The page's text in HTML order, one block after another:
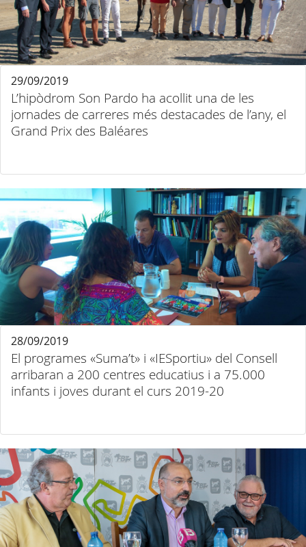
L’hipòdrom Son Pardo ha acollit una de les
jornades de carreres més destacades de l’any, el
Grand Prix des Baléares
29/09/2019
El programes «Suma’t» i «IESportiu» del Consell
arribaran a 200 centres educatius i a 75.000
infants i joves durant el curs 2019-20
28/09/2019